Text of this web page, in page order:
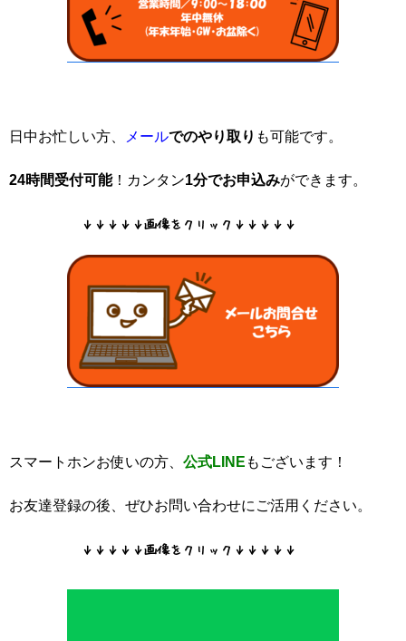
日中お忙しい方、 メールでのやり取り も可能です。
24時間受付可能！カンタン1分でお申込みができます。
↓↓↓↓↓画像をクリック↓↓↓↓↓
スマートホンお使いの方、 公式LINE もございます！
お友達登録の後、ぜひお問い合わせにご活用ください。
↓↓↓↓↓画像をクリック↓↓↓↓↓